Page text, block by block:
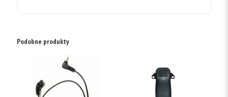
Podobne produkty